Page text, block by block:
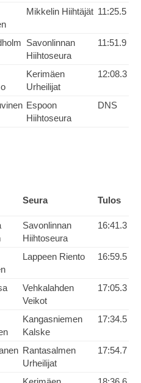
Mikkelin Hiihtäjät 11:25.5
Savonlinnan
Hiihtoseura
11:51.9
Kerimäen
Urheilijat
12:08.3
Espoon
Hiihtoseura
DNS
Seura Tulos
Savonlinnan
Hiihtoseura
16:41.3
Lappeen Riento 16:59.5
Vehkalahden
Veikot
17:05.3
Kangasniemen
Kalske
17:34.5
Rantasalmen
Urheilijat
17:54.7